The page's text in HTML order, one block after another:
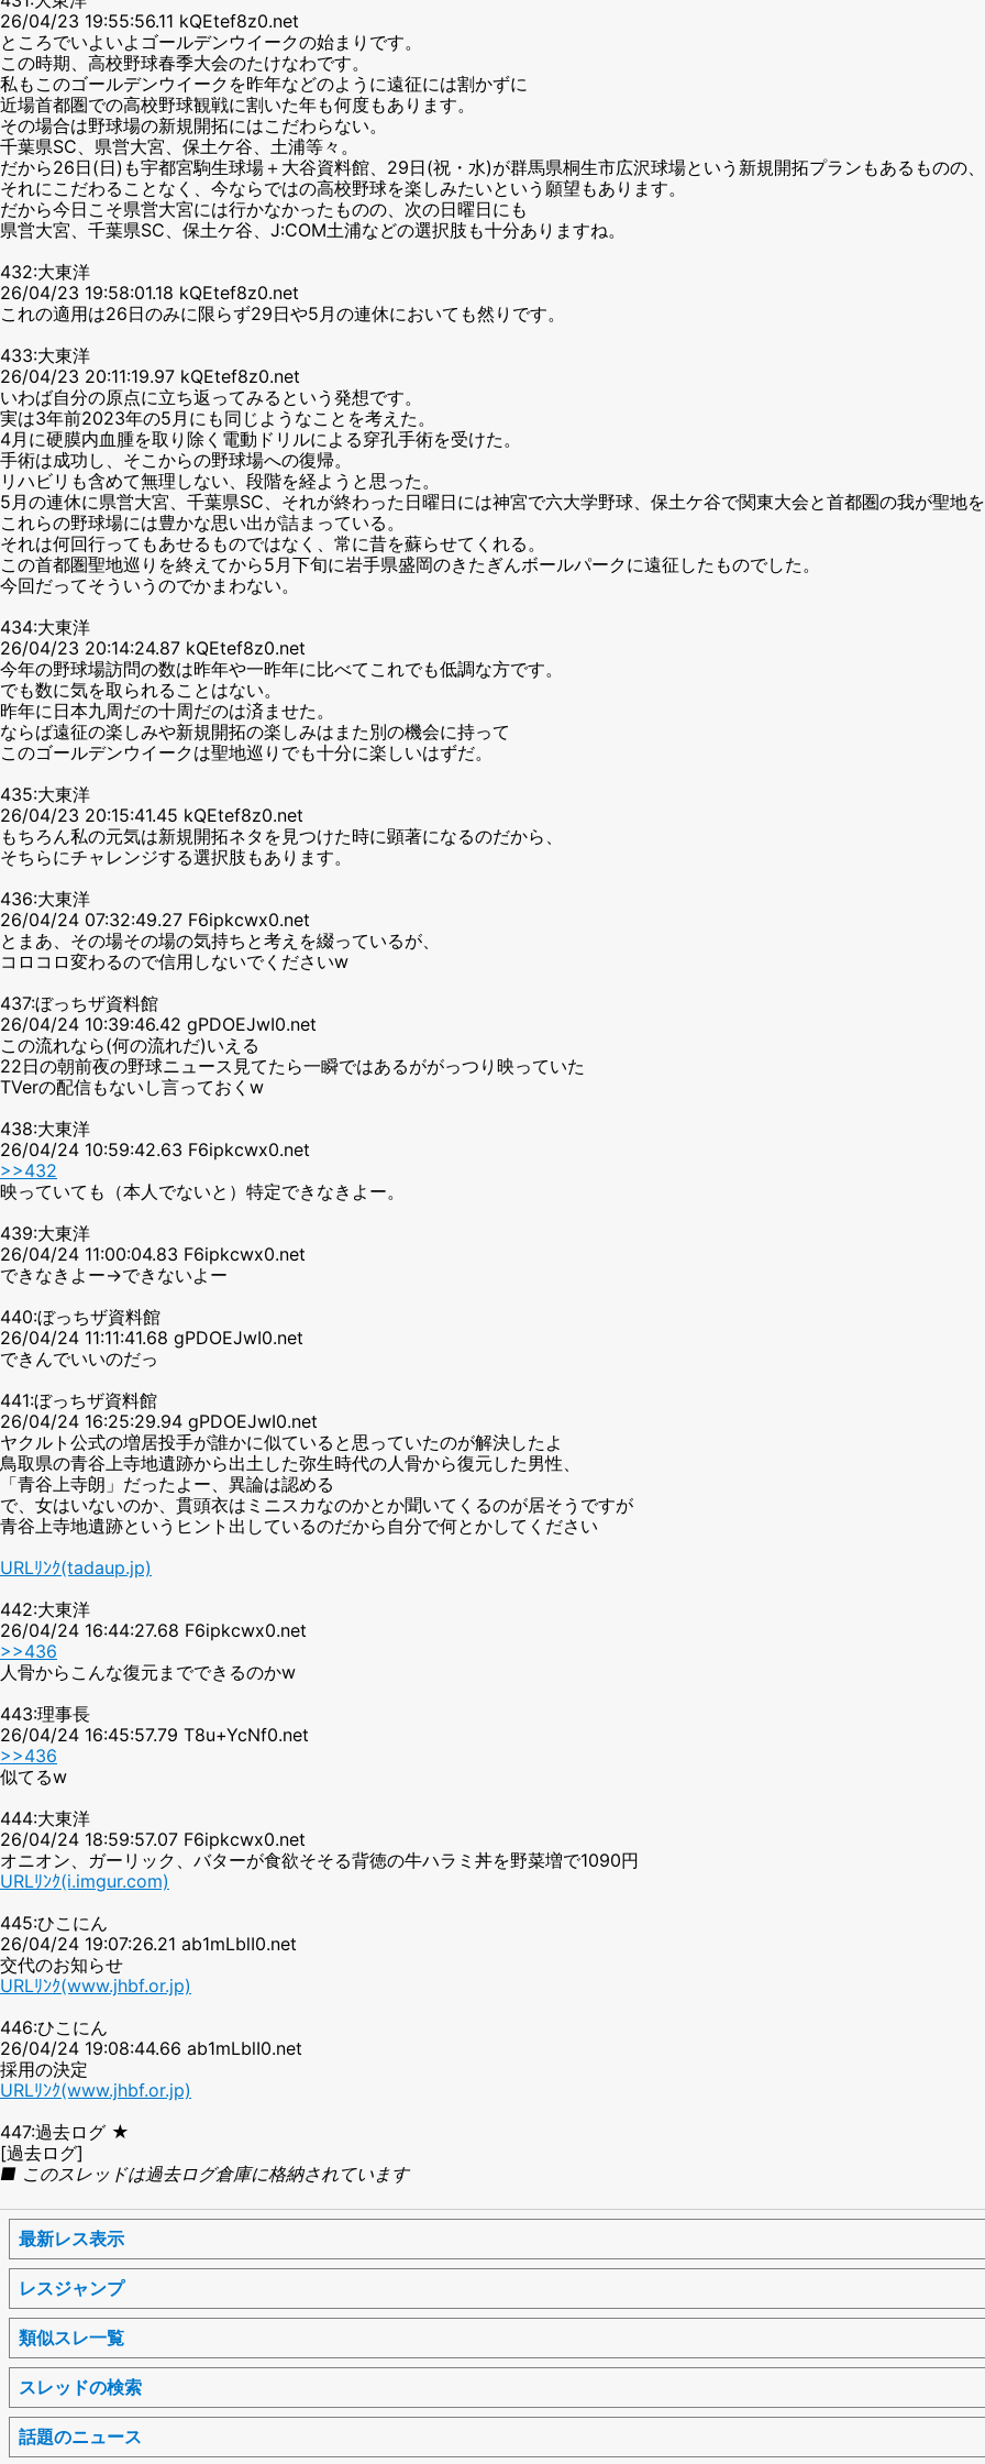
26/04/23 19:55:56.11 kQEtef8z0.net
ところでいよいよゴールデンウイークの始まりです。
この時期、高校野球春季大会のたけなわです。
私もこのゴールデンウイークを昨年などのように遠征には割かずに
近場首都圏での高校野球観戦に割いた年も何度もあります。
その場合は野球場の新規開拓にはこだわらない。
千葉県SC、県営大宮、保土ケ谷、土浦等々。
だから26日(日)も宇都宮駒生球場＋大谷資料館、29日(祝・水)が群馬県桐生市広沢球場という新規開拓プランもあるものの、
それにこだわることなく、今ならではの高校野球を楽しみたいという願望もあります。
だから今日こそ県営大宮には行かなかったものの、次の日曜日にも
県営大宮、千葉県SC、保土ケ谷、J:COM土浦などの選択肢も十分ありますね。
432:大東洋
26/04/23 19:58:01.18 kQEtef8z0.net
これの適用は26日のみに限らず29日や5月の連休においても然りです。
433:大東洋
26/04/23 20:11:19.97 kQEtef8z0.net
いわば自分の原点に立ち返ってみるという発想です。
実は3年前2023年の5月にも同じようなことを考えた。
4月に硬膜内血腫を取り除く電動ドリルによる穿孔手術を受けた。
手術は成功し、そこからの野球場への復帰。
リハビリも含めて無理しない、段階を経ようと思った。
5月の連休に県営大宮、千葉県SC、それが終わった日曜日には神宮で六大学野球、保土ケ谷で関東大会と首都圏の我が聖地を
これらの野球場には豊かな思い出が詰まっている。
それは何回行ってもあせるものではなく、常に昔を蘇らせてくれる。
この首都圏聖地巡りを終えてから5月下旬に岩手県盛岡のきたぎんボールパークに遠征したものでした。
今回だってそういうのでかまわない。
434:大東洋
26/04/23 20:14:24.87 kQEtef8z0.net
今年の野球場訪問の数は昨年や一昨年に比べてこれでも低調な方です。
でも数に気を取られることはない。
昨年に日本九周だの十周だのは済ませた。
ならば遠征の楽しみや新規開拓の楽しみはまた別の機会に持って
このゴールデンウイークは聖地巡りでも十分に楽しいはずだ。
435:大東洋
26/04/23 20:15:41.45 kQEtef8z0.net
もちろん私の元気は新規開拓ネタを見つけた時に顕著になるのだから、
そちらにチャレンジする選択肢もあります。
436:大東洋
26/04/24 07:32:49.27 F6ipkcwx0.net
とまあ、その場その場の気持ちと考えを綴っているが、
コロコロ変わるので信用しないでくださいw
437:ぼっちザ資料館
26/04/24 10:39:46.42 gPDOEJwI0.net
この流れなら(何の流れだ)いえる
22日の朝前夜の野球ニュース見てたら一瞬ではあるががっつり映っていた
TVerの配信もないし言っておくw
438:大東洋
26/04/24 10:59:42.63 F6ipkcwx0.net
>>432
映っていても（本人でないと）特定できなきよー。
439:大東洋
26/04/24 11:00:04.83 F6ipkcwx0.net
できなきよー→できないよー
440:ぼっちザ資料館
26/04/24 11:11:41.68 gPDOEJwI0.net
できんでいいのだっ
441:ぼっちザ資料館
26/04/24 16:25:29.94 gPDOEJwI0.net
ヤクルト公式の増居投手が誰かに似ていると思っていたのが解決したよ
鳥取県の青谷上寺地遺跡から出土した弥生時代の人骨から復元した男性、
「青谷上寺朗」だったよー、異論は認める
で、女はいないのか、貫頭衣はミニスカなのかとか聞いてくるのが居そうですが
青谷上寺地遺跡というヒント出しているのだから自分で何とかしてください
URLﾘﾝｸ(tadaup.jp)
442:大東洋
26/04/24 16:44:27.68 F6ipkcwx0.net
>>436
人骨からこんな復元までできるのかw
443:理事長
26/04/24 16:45:57.79 T8u+YcNf0.net
>>436
似てるw
444:大東洋
26/04/24 18:59:57.07 F6ipkcwx0.net
オニオン、ガーリック、バターが食欲そそる背徳の牛ハラミ丼を野菜増で1090円
URLﾘﾝｸ(i.imgur.com)
445:ひこにん
26/04/24 19:07:26.21 ab1mLblI0.net
交代のお知らせ
URLﾘﾝｸ(www.jhbf.or.jp)
446:ひこにん
26/04/24 19:08:44.66 ab1mLblI0.net
採用の決定
URLﾘﾝｸ(www.jhbf.or.jp)
447:過去ログ ★
[過去ログ]
■ このスレッドは過去ログ倉庫に格納されています
最新レス表示
レスジャンプ
類似スレ一覧
スレッドの検索
話題のニュース